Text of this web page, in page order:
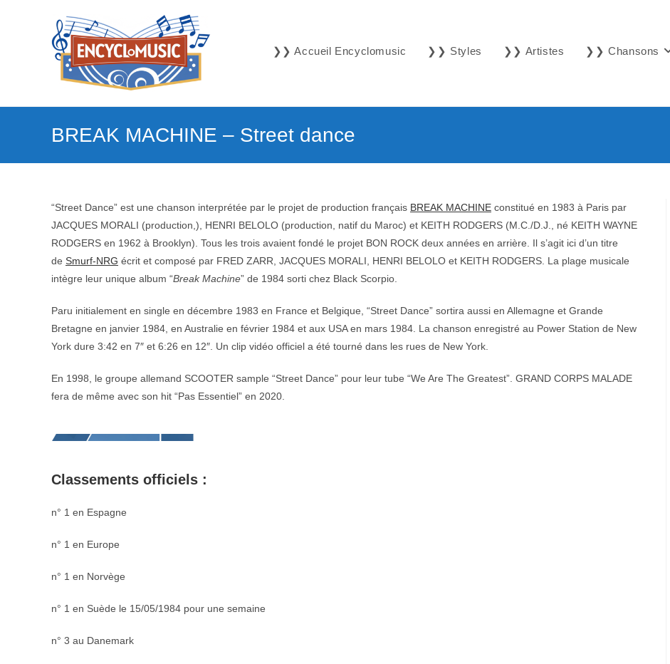
❯❯ Accueil Encyclomusic ❯❯ Styles ❯❯ Artistes ❯❯ Chansons
BREAK MACHINE – Street dance
“Street Dance” est une chanson interprétée par le projet de production français BREAK MACHINE constitué en 1983 à Paris par
JACQUES MORALI (production,), HENRI BELOLO (production, natif du Maroc) et KEITH RODGERS (M.C./D.J., né KEITH WAYNE
RODGERS en 1962 à Brooklyn). Tous les trois avaient fondé le projet BON ROCK deux années en arrière. Il s’agit ici d’un titre
de Smurf-NRG écrit et composé par FRED ZARR, JACQUES MORALI, HENRI BELOLO et KEITH RODGERS. La plage musicale
intègre leur unique album “Break Machine” de 1984 sorti chez Black Scorpio.
Paru initialement en single en décembre 1983 en France et Belgique, “Street Dance” sortira aussi en Allemagne et Grande
Bretagne en janvier 1984, en Australie en février 1984 et aux USA en mars 1984. La chanson enregistré au Power Station de New
York dure 3:42 en 7″ et 6:26 en 12″. Un clip vidéo officiel a été tourné dans les rues de New York.
En 1998, le groupe allemand SCOOTER sample “Street Dance” pour leur tube “We Are The Greatest”. GRAND CORPS MALADE
fera de même avec son hit “Pas Essentiel” en 2020.
Classements officiels :
n° 1 en Espagne
n° 1 en Europe
n° 1 en Norvège
n° 1 en Suède le 15/05/1984 pour une semaine
n° 3 au Danemark